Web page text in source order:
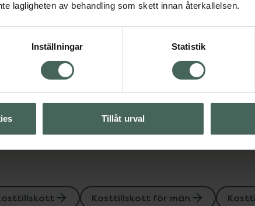
lagligheten av behandling som skett innan återkallelsen.
Inställningar Statistik
Tillåt urval
3 och fettsyror
Visa
Kosttillskott för män